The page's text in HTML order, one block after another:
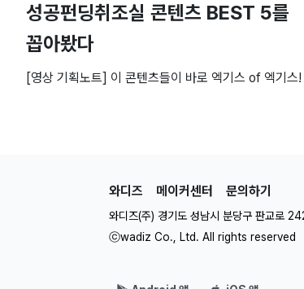
성공펀딩취조실 콘텐츠 BEST 5를
꼽아봤다
[영상 기획노트] 이 콘텐츠들이 바로 엑기스 of 엑기스!
와디즈 메이커센터 문의하기
와디즈(주) 경기도 성남시 분당구 판교로
ⓒwadiz Co., Ltd. All rights reserved